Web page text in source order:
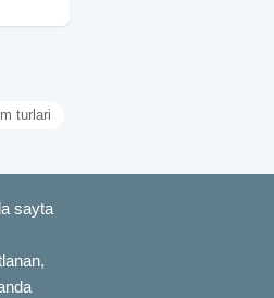
turlari
sayta